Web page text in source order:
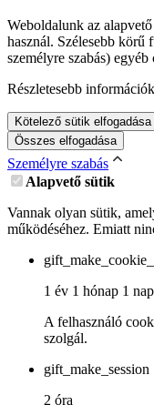
Weboldalunk az
használ. Szélesebb körű
személyre szabás)
Részletesebb
Kötelező sütik elfogadása
Összes elfogadása
Személyre szabás
Alapvető sütik
Vannak olyan sütik,
működéséhez. Emiatt
1 év 1 hónap 1 nap
A felhasználó
szolgál.
gift_make_session
2 óra